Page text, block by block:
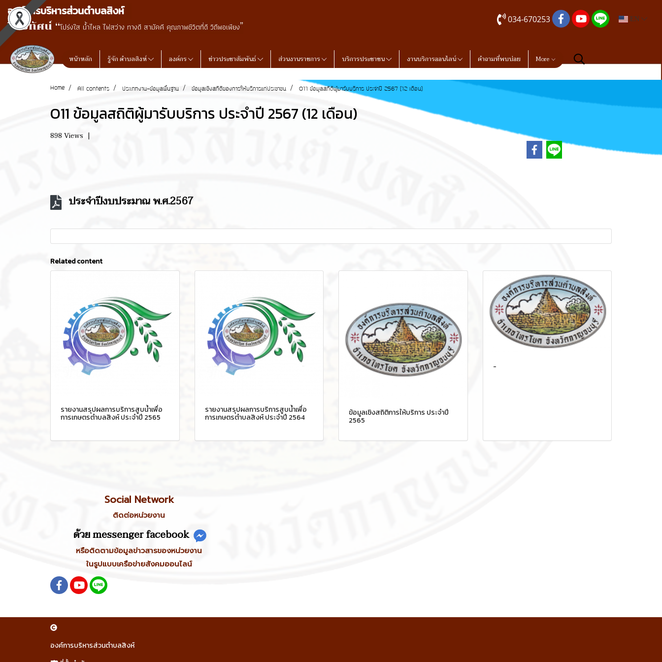
องค์การบริหารส่วนตำบลสิงห์
วิสัยทัศน์ “โปร่งใส น้ำไหล ไฟสว่าง ทางดี สามัคคี คุณภาพชีวิตที่ดี วิถีพอเพียง” 034-670253 EN
หน้าหลัก รู้จัก ตำบลสิงห์ องค์กร ข่าวประชาสัมพันธ์ ส่วนงานราชการ บริการประชาชน งานบริการออนไลน์ คำถามที่พบบ่อย More
Home All contents ประเภทงาน-ข้อมูลพื้นฐาน ข้อมูลเชิงสถิติของการให้บริการแก่ประชาชน O11 ข้อมูลสถิติผู้มารับบริการ ประจำปี 2567 (12 เดือน)
O11 ข้อมูลสถิติผู้มารับบริการ ประจำปี 2567 (12 เดือน)
898 Views |
ประจำปีงบประมาณ พ.ศ.2567
Related content
รายงานสรุปผลการบริการสูบน้ำเพื่อ
การเกษตรตำบลสิงห์ ประจำปี 2565
รายงานสรุปผลการบริการสูบน้ำเพื่อ
การเกษตรตำบลสิงห์ ประจำปี 2564 ข้อมูลเชิงสถิติการให้บริการ ประจำปี
2565
-
Social Network
ติดต่อหน่วยงาน
ด้วย messenger facebook
หรือติดตามข้อมูลข่าวสารของหน่วยงาน
ในรูปแบบเครือข่ายสังคมออนไลน์
องค์การบริหารส่วนตำบลสิงห์